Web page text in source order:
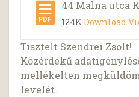
44 Malna utca
124KDownload
Tisztelt Szendrei Zsolt!
Közérdekű
mellékelten
levelét.